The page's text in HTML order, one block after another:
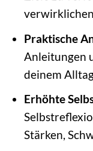
Praktische
Anleitungen
deinem
Erhöhte
Stärken,